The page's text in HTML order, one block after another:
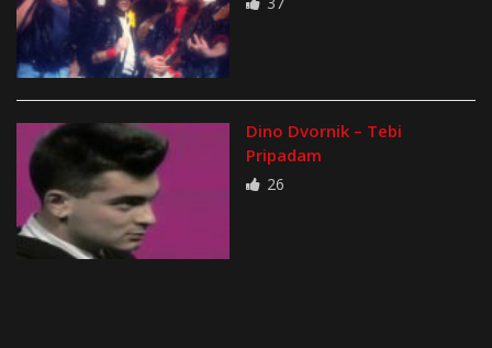
Dino Dvornik – Tebi
Pripadam
26